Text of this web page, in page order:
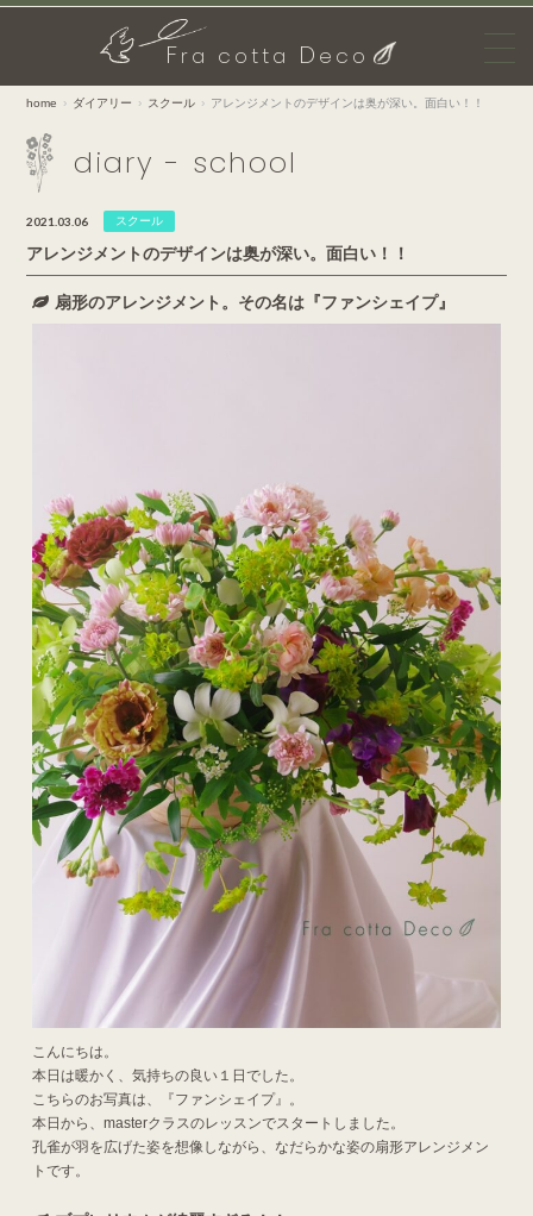
Fra cotta D eco
home ダイアリー スクール アレンジメントのデザインは奥が深い。面白い！！
diary - school
2021.03.06 スクール
アレンジメントのデザインは奥が深い。面白い！！
扇形のアレンジメント。その名は『ファンシェイプ』
こんにちは。
本日は暖かく、気持ちの良い１日でした。
こちらのお写真は、『ファンシェイプ』。
本日から、masterクラスのレッスンでスタートしました。
孔雀が羽を広げた姿を想像しながら、なだらかな姿の扇形アレンジメン
トです。